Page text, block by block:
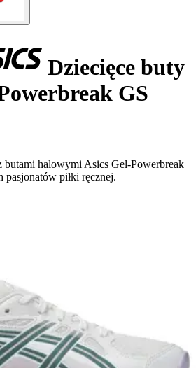
Dziecięce buty
GS
halowymi Asics Gel-Powerbreak
pasjonatów piłki ręcznej.